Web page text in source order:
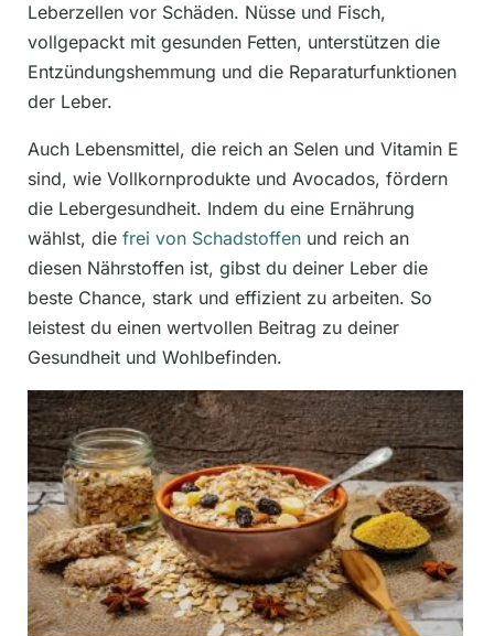
Leberzellen vor Schäden. Nüsse und Fisch,
vollgepackt mit gesunden Fetten, unterstützen die
Entzündungshemmung und die Reparaturfunktionen
der Leber.
Auch Lebensmittel, die reich an Selen und Vitamin E
sind, wie Vollkornprodukte und Avocados, fördern
die Lebergesundheit. Indem du eine Ernährung
wählst, die frei von Schadstoffen und reich an
diesen Nährstoffen ist, gibst du deiner Leber die
beste Chance, stark und effizient zu arbeiten. So
leistest du einen wertvollen Beitrag zu deiner
Gesundheit und Wohlbefinden.